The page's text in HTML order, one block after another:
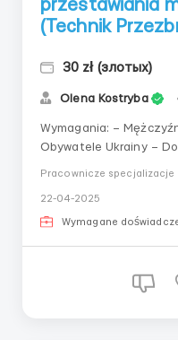
przestawiania
(Technik
30 zł (злотых)
Olena Kostryba
Wymagania: – Mężczyźni w wieku 20-35 lat –
Obywatele Ukrainy – Doświadczenie na podobnym
uprawnienia do obsługi suwnicy
Miasto Żory, Polska. Warunki pracy: STAWKA: 30 zł
Pracownicze specjalizacje
22-04-2025
Wymagane